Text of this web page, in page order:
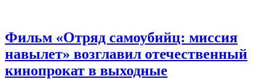
Фильм «Отряд самоубийц: миссия
навылет» возглавил отечественный
кинопрокат в выходные